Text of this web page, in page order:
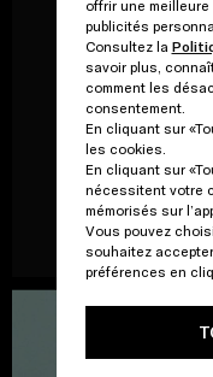
offrir une
publicités
Consultez la
savoir plus,
comment les
consentement.
En cliquant sur
les cookies.
En cliquant sur
nécessitent votre
mémorisés sur
Vous pouvez
souhaitez
préférences en
pour
Narrateur
Membre de
Directeur de la
Directeur